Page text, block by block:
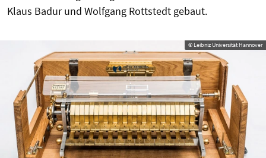
Klaus Badur und Wolfgang Rottstedt gebaut.
© Leibniz Universität Hannover